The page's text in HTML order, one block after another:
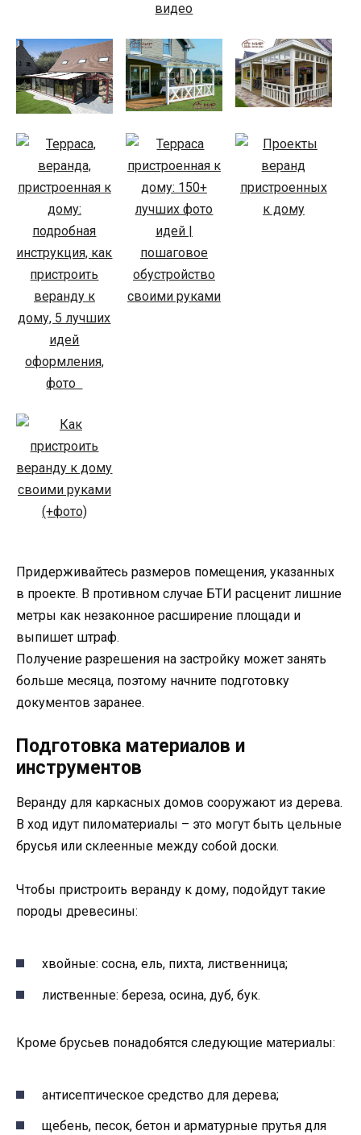
Придерживайтесь размеров помещения, указанных
в проекте. В противном случае БТИ расценит лишние
метры как незаконное расширение площади и
выпишет штраф.
Получение разрешения на застройку может занять
больше месяца, поэтому начните подготовку
документов заранее.
Подготовка материалов и
инструментов
Веранду для каркасных домов сооружают из дерева.
В ход идут пиломатериалы – это могут быть цельные
брусья или склеенные между собой доски.
Чтобы пристроить веранду к дому, подойдут такие
породы древесины:
хвойные: сосна, ель, пихта, лиственница;
лиственные: береза, осина, дуб, бук.
Кроме брусьев понадобятся следующие материалы:
антисептическое средство для дерева;
щебень, песок, бетон и арматурные прутья для